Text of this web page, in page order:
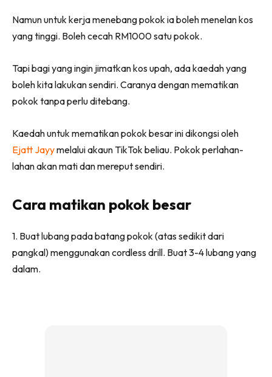
Landed
Video
Ilham Impiana Inspirasi Selebriti
Impiana TV
Casa Impiana
Lahar Dekor
Sembang Laman
Tip Impiana
Namun untuk kerja menebang pokok ia boleh menelan kos
yang tinggi. Boleh cecah RM1000 satu pokok.
Tapi bagi yang ingin jimatkan kos upah, ada kaedah yang
boleh kita lakukan sendiri. Caranya dengan mematikan
pokok tanpa perlu ditebang.
Kaedah untuk mematikan pokok besar ini dikongsi oleh
Ejatt Jayymelalui akaun TikTok beliau. Pokok perlahan-
lahan akan mati dan mereput sendiri.
Cara matikan pokok besar
1. Buat lubang pada batang pokok (atas sedikit dari
pangkal) menggunakan cordless drill. Buat 3-4 lubang yang
dalam.